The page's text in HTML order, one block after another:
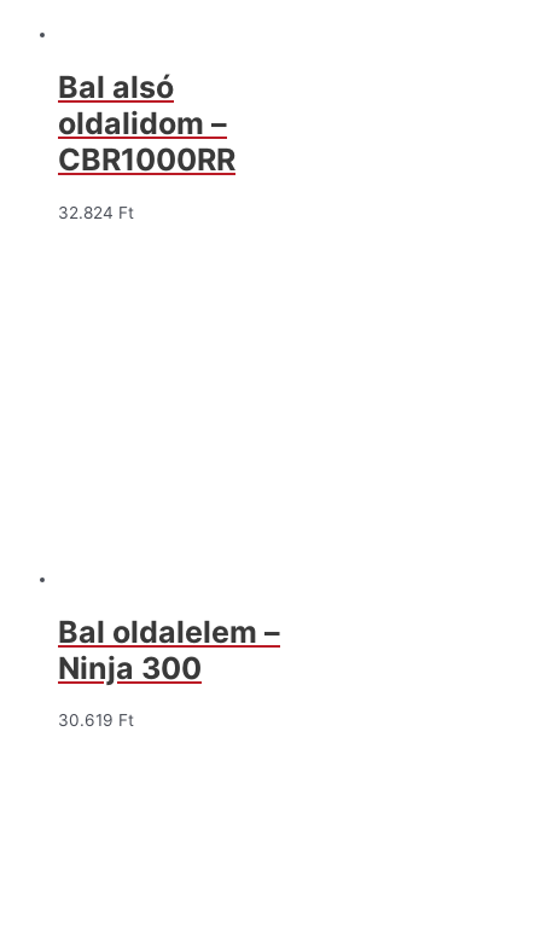
Bal alsó
oldalidom –
CBR1000RR
32.824 Ft
Bal oldalelem –
Ninja 300
30.619 Ft